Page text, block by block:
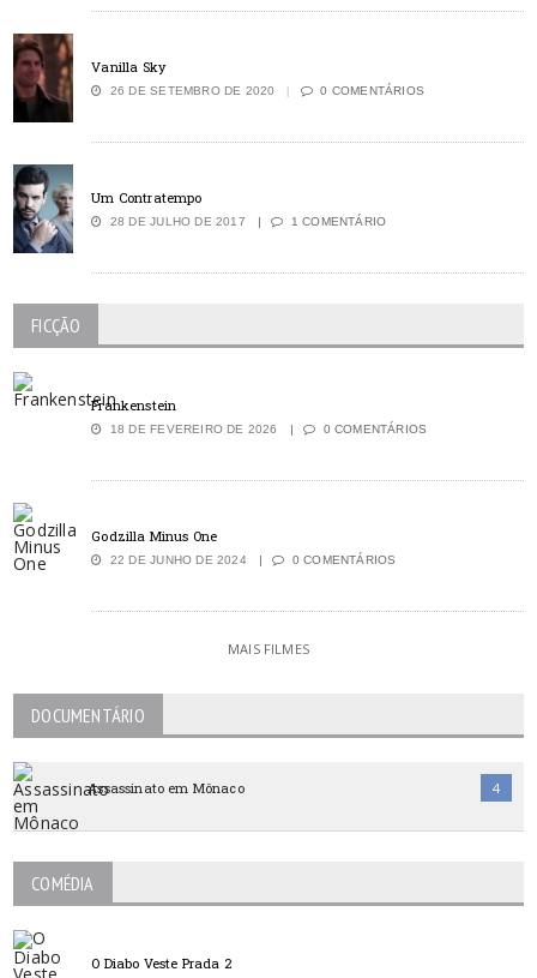
Vanilla Sky
26 DE SETEMBRO DE 2020 0 COMENTÁRIOS
Um Contratempo
28 DE JULHO DE 2017 1 COMENTÁRIO
FICÇÃO
Frankenstein
18 DE FEVEREIRO DE 2026 0 COMENTÁRIOS
Godzilla Minus One
22 DE JUNHO DE 2024 0 COMENTÁRIOS
MAIS FILMES
DOCUMENTÁRIO
Assassinato em Mônaco 4
COMÉDIA
O Diabo Veste Prada 2